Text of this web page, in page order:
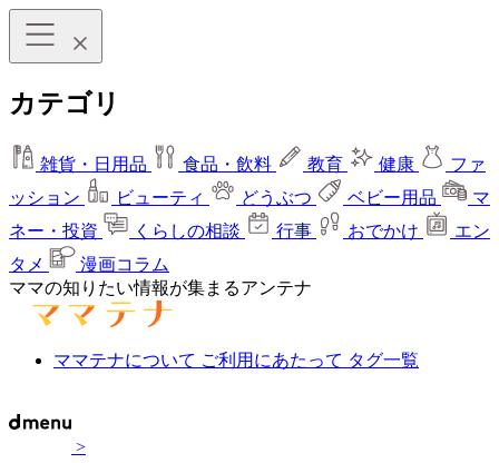
カテゴリ
雑貨・日用品 食品・飲料 教育 健康
ファ
ッション
ビューティ どうぶつ ベビー用品
マ
ネー・投資
くらしの相談 行事 おでかけ
エン
タメ
漫画コラム
ママの知りたい情報が集まるアンテナ
ママテナについて ご利用にあたって タグ一覧
>